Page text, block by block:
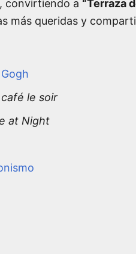
convirtiendo a “Terraza
más queridas y
le soir
at Night